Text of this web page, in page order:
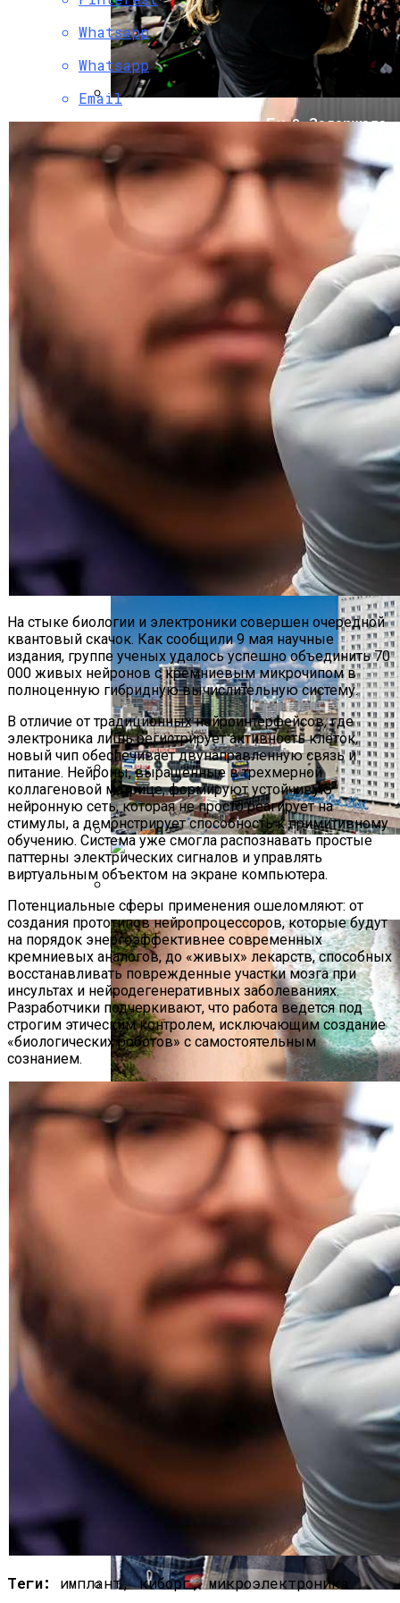
LG Electronics Раскрыла Тайну Новой
Версии Чехла QuickCover
Военным Потребовались Миллиарды
Владельцы IPhone Готовятся Подать
В Суд На Apple
Что За Неведомый Аппарат Запустила
На Орбиту КНДР — Специалисты
Гадают
Музыкантов Группы «Би-2» Задержала
Туристическая Полиция Пхукета
Футуристическое Колесо Обозрения
Высотой 220 Метров Построят В Сеуле
Самые Популярные Отели В
Новосибирске Назвал Сервис
«Яндекс.Путешествия»
Полетную Программу На Маврикий Из
России Продлили До Мая 2024
Whatsapp
Whatsapp
Email
На стыке биологии и электроники совершен очередной
квантовый скачок. Как сообщили 9 мая научные
издания, группе ученых удалось успешно объединить 70
000 живых нейронов с кремниевым микрочипом в
полноценную гибридную вычислительную систему.
В отличие от традиционных нейроинтерфейсов, где
электроника лишь регистрирует активность клеток,
новый чип обеспечивает двунаправленную связь и
питание. Нейроны, выращенные в трехмерной
коллагеновой матрице, формируют устойчивую
нейронную сеть, которая не просто реагирует на
стимулы, а демонстрирует способность к примитивному
обучению. Система уже смогла распознавать простые
паттерны электрических сигналов и управлять
виртуальным объектом на экране компьютера.
Потенциальные сферы применения ошеломляют: от
создания прототипов нейропроцессоров, которые будут
на порядок энергоэффективнее современных
кремниевых аналогов, до «живых» лекарств, способных
восстанавливать поврежденные участки мозга при
инсультах и нейродегенеративных заболеваниях.
Разработчики подчеркивают, что работа ведется под
строгим этическим контролем, исключающим создание
«биологических роботов» с самостоятельным
сознанием.
Теги: имплант, киборг, микроэлектроника